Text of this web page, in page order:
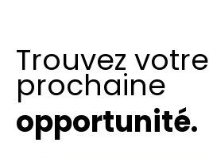
Trouvez votre
prochaine
opportunité.